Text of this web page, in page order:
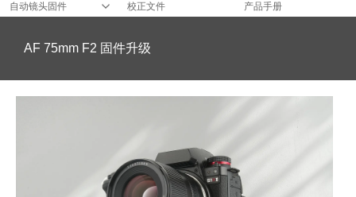
自动镜头固件 校正文件 产品手册
AF 75mm F2 固件升级